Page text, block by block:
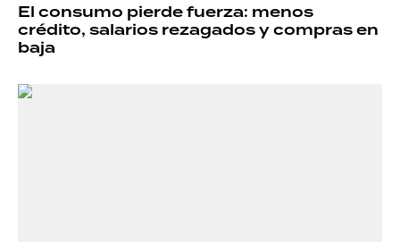
El consumo pierde fuerza: menos
crédito, salarios rezagados y compras en
baja